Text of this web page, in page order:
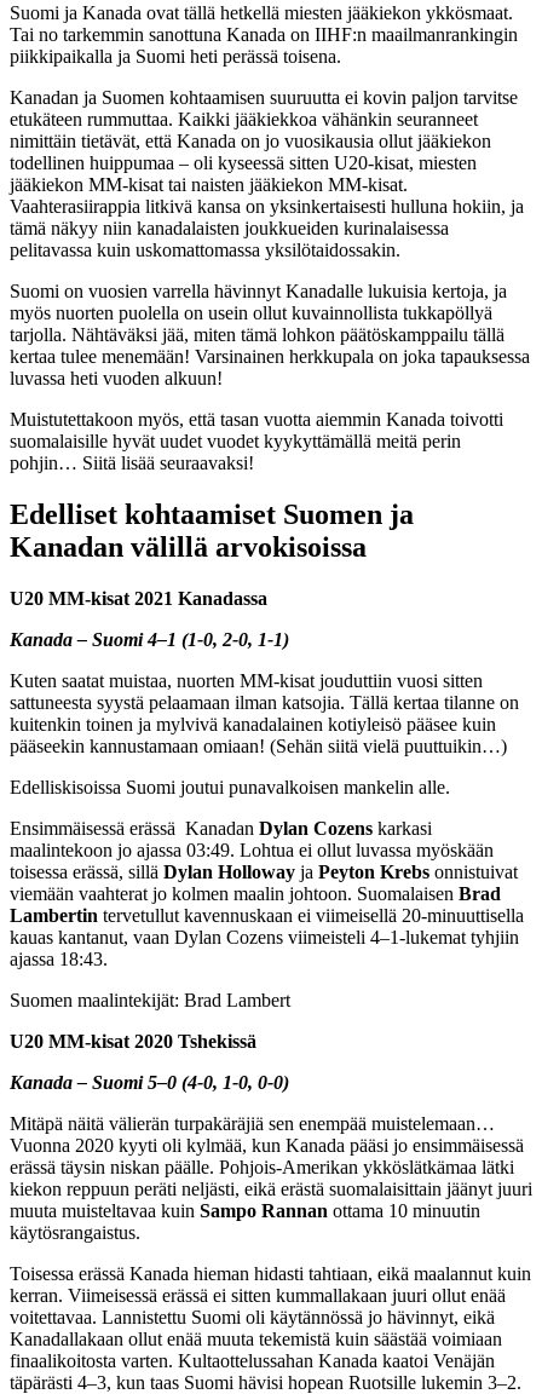
Suomi ja Kanada ovat tällä hetkellä miesten jääkiekon ykkösmaat.
Tai no tarkemmin sanottuna Kanada on IIHF:n maailmanrankingin
piikkipaikalla ja Suomi heti perässä toisena.
Kanadan ja Suomen kohtaamisen suuruutta ei kovin paljon tarvitse
etukäteen rummuttaa. Kaikki jääkiekkoa vähänkin seuranneet
nimittäin tietävät, että Kanada on jo vuosikausia ollut jääkiekon
todellinen huippumaa – oli kyseessä sitten U20-kisat, miesten
jääkiekon MM-kisat tai naisten jääkiekon MM-kisat.
Vaahterasiirappia litkivä kansa on yksinkertaisesti hulluna hokiin, ja
tämä näkyy niin kanadalaisten joukkueiden kurinalaisessa
pelitavassa kuin uskomattomassa yksilötaidossakin.
Suomi on vuosien varrella hävinnyt Kanadalle lukuisia kertoja, ja
myös nuorten puolella on usein ollut kuvainnollista tukkapöllyä
tarjolla. Nähtäväksi jää, miten tämä lohkon päätöskamppailu tällä
kertaa tulee menemään! Varsinainen herkkupala on joka tapauksessa
luvassa heti vuoden alkuun!
Muistutettakoon myös, että tasan vuotta aiemmin Kanada toivotti
suomalaisille hyvät uudet vuodet kyykyttämällä meitä perin
pohjin… Siitä lisää seuraavaksi!
Edelliset kohtaamiset Suomen ja
Kanadan välillä arvokisoissa
U20 MM-kisat 2021 Kanadassa
Kanada – Suomi 4–1 (1-0, 2-0, 1-1)
Kuten saatat muistaa, nuorten MM-kisat jouduttiin vuosi sitten
sattuneesta syystä pelaamaan ilman katsojia. Tällä kertaa tilanne on
kuitenkin toinen ja mylvivä kanadalainen kotiyleisö pääsee kuin
pääseekin kannustamaan omiaan! (Sehän siitä vielä puuttuikin…)
Edelliskisoissa Suomi joutui punavalkoisen mankelin alle.
Ensimmäisessä erässä Kanadan Dylan Cozens karkasi
maalintekoon jo ajassa 03:49. Lohtua ei ollut luvassa myöskään
toisessa erässä, sillä Dylan Holloway ja Peyton Krebs onnistuivat
viemään vaahterat jo kolmen maalin johtoon. Suomalaisen Brad
Lambertin tervetullut kavennuskaan ei viimeisellä 20-minuuttisella
kauas kantanut, vaan Dylan Cozens viimeisteli 4–1-lukemat tyhjiin
ajassa 18:43.
Suomen maalintekijät: Brad Lambert
U20 MM-kisat 2020 Tshekissä
Kanada – Suomi 5–0 (4-0, 1-0, 0-0)
Mitäpä näitä välierän turpakäräjiä sen enempää muistelemaan…
Vuonna 2020 kyyti oli kylmää, kun Kanada pääsi jo ensimmäisessä
erässä täysin niskan päälle. Pohjois-Amerikan ykköslätkämaa lätki
kiekon reppuun peräti neljästi, eikä erästä suomalaisittain jäänyt juuri
muuta muisteltavaa kuin Sampo Rannan ottama 10 minuutin
käytösrangaistus.
Toisessa erässä Kanada hieman hidasti tahtiaan, eikä maalannut kuin
kerran. Viimeisessä erässä ei sitten kummallakaan juuri ollut enää
voitettavaa. Lannistettu Suomi oli käytännössä jo hävinnyt, eikä
Kanadallakaan ollut enää muuta tekemistä kuin säästää voimiaan
finaalikoitosta varten. Kultaottelussahan Kanada kaatoi Venäjän
täpärästi 4–3, kun taas Suomi hävisi hopean Ruotsille lukemin 3–2.